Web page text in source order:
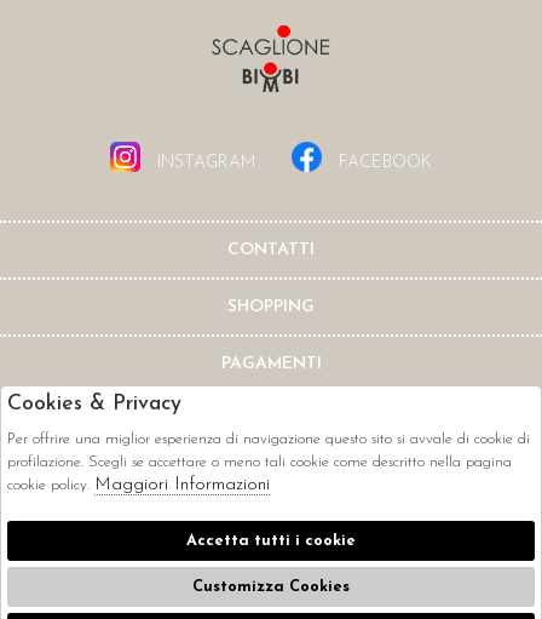
INSTAGRAM FACEBOOK
CONTATTI
SHOPPING
PAGAMENTI
CORRIERI
Cookies & Privacy
Per offrire una miglior esperienza di navigazione questo sito si avvale di cookie di
profilazione. Scegli se accettare o meno tali cookie come descritto nella pagina
cookie policy. Maggiori Informazioni
Accetta tutti i cookie
Customizza Cookies